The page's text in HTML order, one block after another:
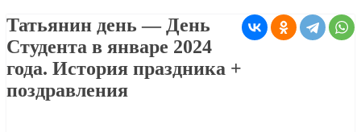
Татьянин день — День
Студента в январе 2024
года. История праздника +
поздравления